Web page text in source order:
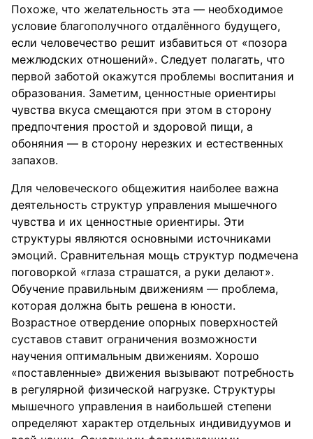
Похоже, что желательность эта — необходимое
условие благополучного отдалённого будущего,
если человечество решит избавиться от «позора
межлюдских отношений». Следует полагать, что
первой заботой окажутся проблемы воспитания и
образования. Заметим, ценностные ориентиры
чувства вкуса смещаются при этом в сторону
предпочтения простой и здоровой пищи, а
обоняния — в сторону нерезких и естественных
запахов.
Для человеческого общежития наиболее важна
деятельность структур управления мышечного
чувства и их ценностные ориентиры. Эти
структуры являются основными источниками
эмоций. Сравнительная мощь структур подмечена
поговоркой «глаза страшатся, а руки делают».
Обучение правильным движениям — проблема,
которая должна быть решена в юности.
Возрастное отвердение опорных поверхностей
суставов ставит ограничения возможности
научения оптимальным движениям. Хорошо
«поставленные» движения вызывают потребность
в регулярной физической нагрузке. Структуры
мышечного управления в наибольшей степени
определяют характер отдельных индивидуумов и